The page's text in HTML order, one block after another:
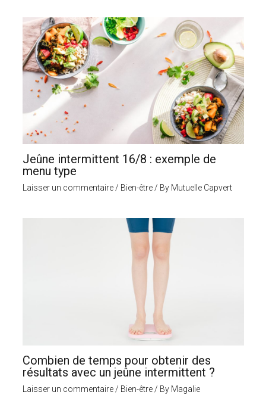
Jeûne intermittent 16/8 : exemple de
menu type
Laisser un commentaire / Bien-être/ By Mutuelle Capvert
Combien de temps pour obtenir des
résultats avec un jeûne intermittent ?
Laisser un commentaire / Bien-être/ By Magalie